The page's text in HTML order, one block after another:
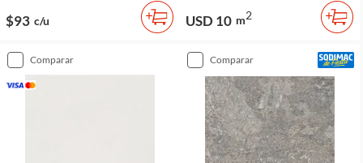
$93 c/u USD 10 m2
comparar comparar